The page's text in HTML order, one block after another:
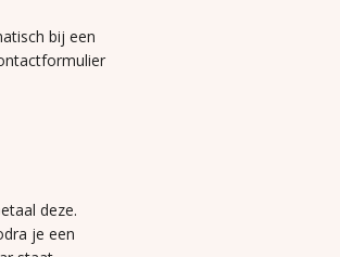
bij een
deze.
je een